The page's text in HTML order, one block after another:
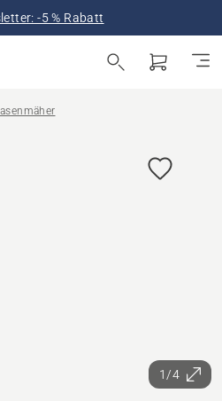
-5 % Rabatt
1/4